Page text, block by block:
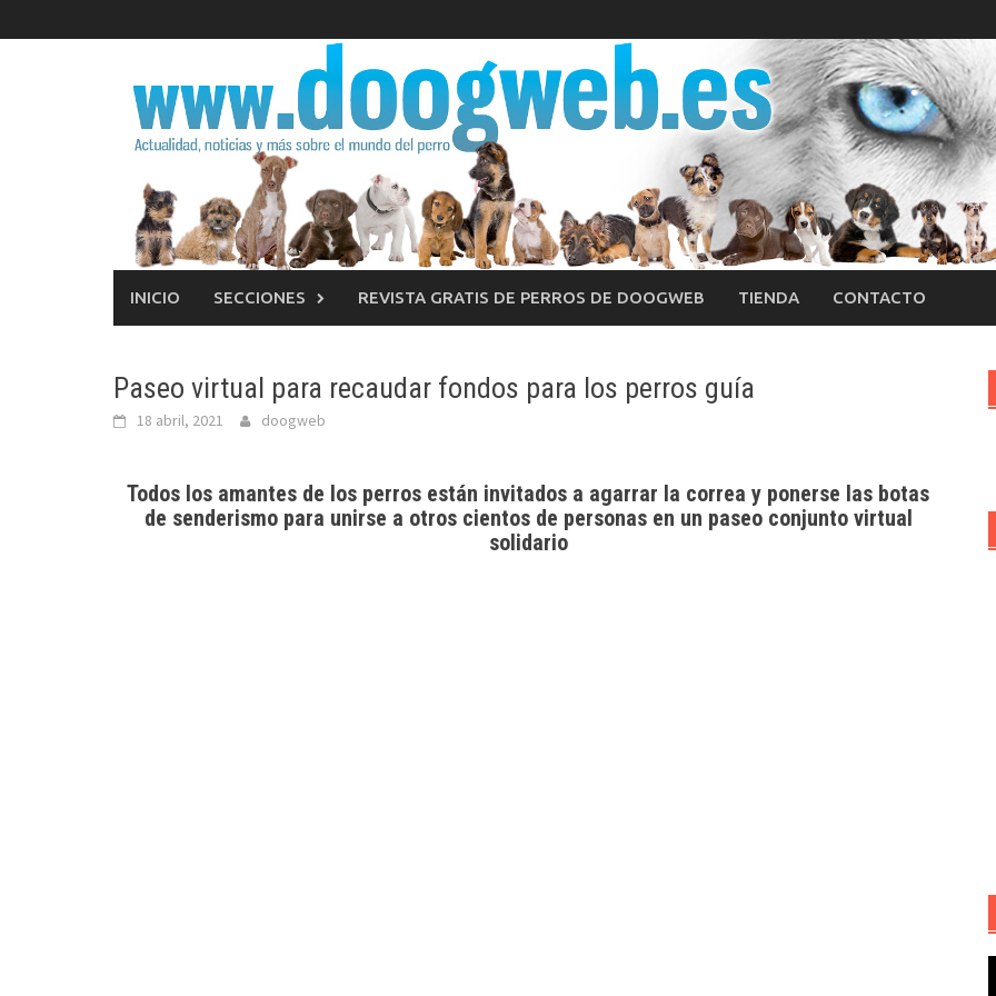
al
INICIO SECCIONES REVISTA GRATIS DE PERROS DE DOOGWEB TIENDA CONTACTO
Paseo virtual para recaudar fondos para los perros guía
18 abril, 2021 doogweb
Todos los amantes de los perros están invitados a agarrar la correa y ponerse las botas
de senderismo para unirse a otros cientos de personas en un paseo conjunto virtual
solidario